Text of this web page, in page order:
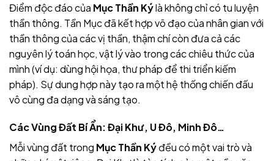
Điểm độc đáo của Mục Thần Kýlà không chỉ có tu luyện
thần thông. Tần Mục đã kết hợp võ đạo của nhân gian với
thần thông của các vị thần, thậm chí còn đưa cả các
nguyên lý toán học, vật lý vào trong các chiêu thức của
mình (ví dụ: dùng hội họa, thư pháp để thi triển kiếm
pháp). Sự dung hợp này tạo ra một hệ thống chiến đấu
vô cùng đa dạng và sáng tạo.
Các Vùng Đất Bí Ẩn: Đại Khư, U Đô, Minh Đô…
Mỗi vùng đất trong Mục Thần Kýđều có một vai trò và